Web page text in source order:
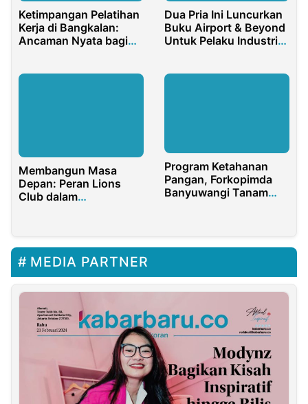
Ketimpangan Pelatihan
Kerja di Bangkalan:
Ancaman Nyata bagi
Dua Pria Ini Luncurkan
Buku Airport & Beyond
Untuk Pelaku Industri
Membangun Masa
Depan: Peran Lions
Club dalam
Program Ketahanan
Pangan, Forkopimda
Banyuwangi Tanam
MEDIA PARTNER